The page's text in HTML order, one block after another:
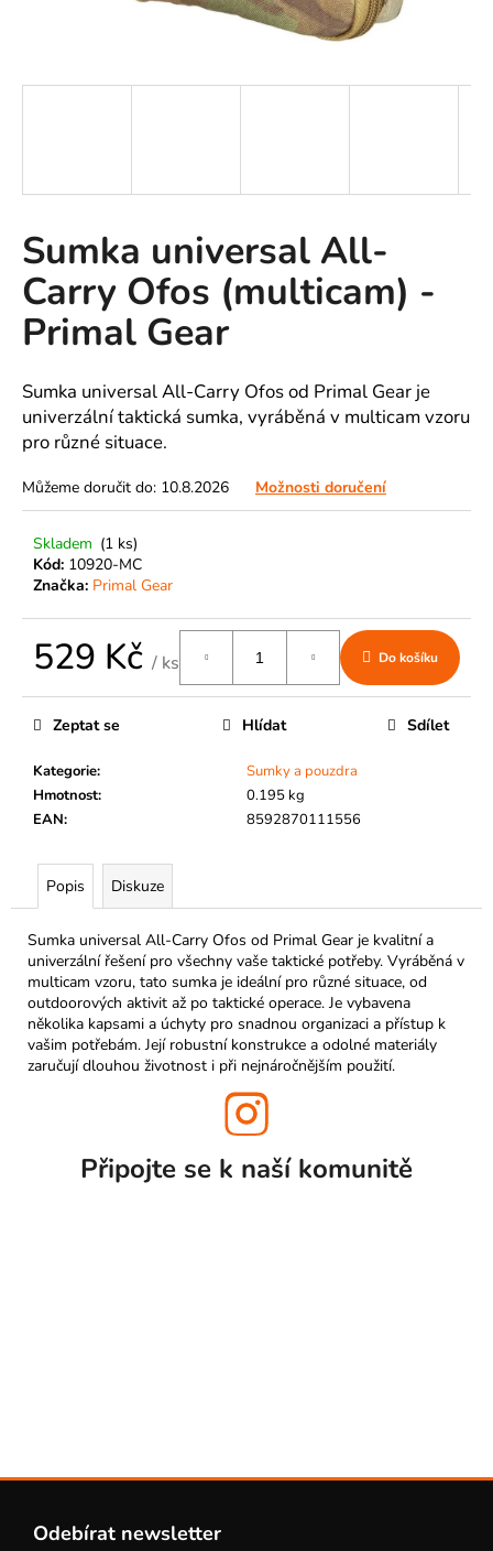
Sumka universal All-
Carry Ofos (multicam) -
Primal Gear
Sumka universal All-Carry Ofos od Primal Gear je
univerzální taktická sumka, vyráběná v multicam vzoru
pro různé situace.
Můžeme doručit do: 10.8.2026 Možnosti doručení
Skladem (1 ks)
Kód: 10920-MC
Značka: Primal Gear
529 Kč / ks Do košíku
Kategorie:
Sumky a pouzdra
Hmotnost:
0.195 kg
EAN: 8592870111556
Zeptat se Hlídat Sdílet
Popis Diskuze
Sumka universal All-Carry Ofos od Primal Gear je kvalitní a
univerzální řešení pro všechny vaše taktické potřeby. Vyráběná v
multicam vzoru, tato sumka je ideální pro různé situace, od
outdoorových aktivit až po taktické operace. Je vybavena
několika kapsami a úchyty pro snadnou organizaci a přístup k
vašim potřebám. Její robustní konstrukce a odolné materiály
zaručují dlouhou životnost i při nejnáročnějším použití.
Í
HLEDAT
D
p
o
r
č
u
j
e
m
e
Připojte se k naší komunitě
Odebírat newsletter